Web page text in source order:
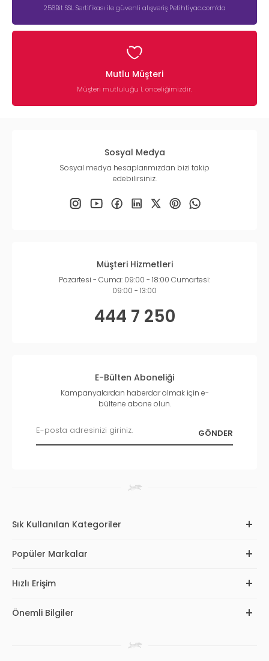
256Bit SSL Sertifikası ile güvenli alışveriş Petihtiyac.com’da
Mutlu Müşteri
Müşteri mutluluğu 1. önceliğimizdir.
Sosyal Medya
Sosyal medya hesaplarımızdan bizi takip
edebilirsiniz.
Müşteri Hizmetleri
Pazartesi - Cuma: 09:00 - 18:00 Cumartesi:
09:00 - 13:00
444 7 250
E-Bülten Aboneliği
Kampanyalardan haberdar olmak için e-
bültene abone olun.
Sık Kullanılan Kategoriler
Popüler Markalar
Hızlı Erişim
Önemli Bilgiler